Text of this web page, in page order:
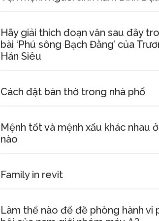
Hãy giải thích đoạn văn sau đây
bài ‘Phú sông Bạch Đằng’ của
Hán Siêu
Cách đặt bàn thờ trong nhà phố
Mệnh tốt và mệnh xấu khác nhau
nào
Family in revit
Làm thể nào để đề phòng hành vi